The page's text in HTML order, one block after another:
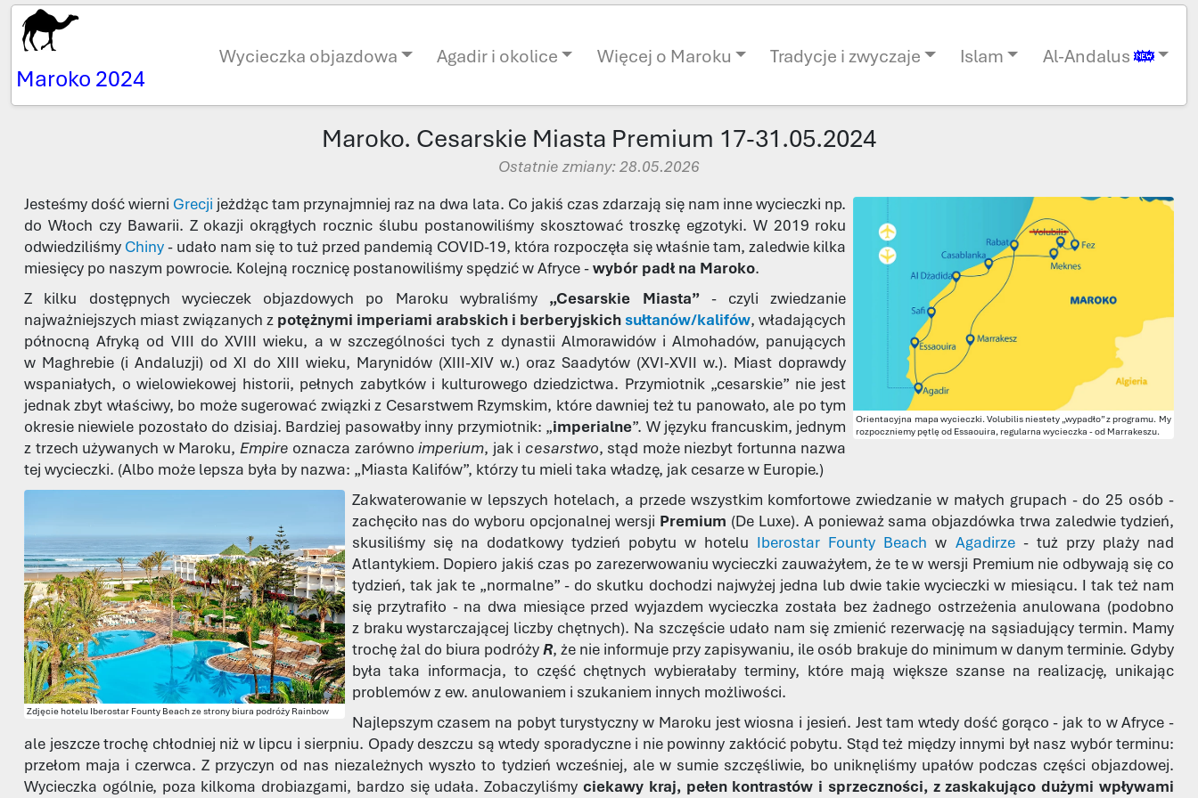
Maroko 2024
Wycieczka objazdowa Agadir i okolice Więcej o Maroku Tradycje i zwyczaje Islam Al-Andalus
Maroko. Cesarskie Miasta Premium 17-31.05.2024
Ostatnie zmiany: 28.05.2026
Orientacyjna mapa wycieczki. Volubilis niestety „wypadło” z programu. My
rozpoczniemy pętlę od Essaouira, regularna wycieczka - od Marrakeszu.
Jesteśmy dość wierni Grecji jeżdżąc tam przynajmniej raz na dwa lata. Co jakiś czas zdarzają się nam inne wycieczki np.
do Włoch czy Bawarii. Z okazji okrągłych rocznic ślubu postanowiliśmy skosztować troszkę egzotyki. W 2019 roku
odwiedziliśmy Chiny- udało nam się to tuż przed pandemią COVID-19, która rozpoczęła się właśnie tam, zaledwie kilka
miesięcy po naszym powrocie. Kolejną rocznicę postanowiliśmy spędzić w Afryce -wybór padł na Maroko.
Z kilku dostępnych wycieczek objazdowych po Maroku wybraliśmy „Cesarskie Miasta”- czyli zwiedzanie
najważniejszych miast związanych z potężnymi imperiami arabskich i berberyjskich sułtanów/kalifów, władających
północną Afryką od VIII do XVIII wieku, a w szczególności tych z dynastii Almorawidów i Almohadów, panujących
w Maghrebie (i Andaluzji) od XI do XIII wieku, Marynidów (XIII-XIV w.) oraz Saadytów (XVI-XVII w.). Miast doprawdy
wspaniałych, o wielowiekowej historii, pełnych zabytków i kulturowego dziedzictwa. Przymiotnik „cesarskie” nie jest
jednak zbyt właściwy, bo może sugerować związki z Cesarstwem Rzymskim, które dawniej też tu panowało, ale po tym
okresie niewiele pozostało do dzisiaj. Bardziej pasowałby inny przymiotnik: „imperialne”. W języku francuskim, jednym
z trzech używanych w Maroku, Empire oznacza zarównoimperium, jak i cesarstwo, stąd może niezbyt fortunna nazwa
tej wycieczki. (Albo może lepsza była by nazwa: „Miasta Kalifów”, którzy tu mieli taka władzę, jak cesarze w Europie.)
Zdjęcie hotelu Iberostar Founty Beach ze strony biura podróży Rainbow
Zakwaterowanie w lepszych hotelach, a przede wszystkim komfortowe zwiedzanie w małych grupach - do 25 osób -
zachęciło nas do wyboru opcjonalnej wersji Premium (De Luxe). A ponieważ sama objazdówka trwa zaledwie tydzień,
skusiliśmy się na dodatkowy tydzień pobytu w hotelu Iberostar Founty Beach w Agadirze- tuż przy plaży nad
Atlantykiem. Dopiero jakiś czas po zarezerwowaniu wycieczki zauważyłem, że te w wersji Premium nie odbywają się co
tydzień, tak jak te „normalne” - do skutku dochodzi najwyżej jedna lub dwie takie wycieczki w miesiącu. I tak też nam
się przytrafiło - na dwa miesiące przed wyjazdem wycieczka została bez żadnego ostrzeżenia anulowana (podobno
z braku wystarczającej liczby chętnych). Na szczęście udało nam się zmienić rezerwację na sąsiadujący termin. Mamy
trochę żal do biura podróżyR, że nie informuje przy zapisywaniu, ile osób brakuje do minimum w danym terminie. Gdyby
była taka informacja, to część chętnych wybierałaby terminy, które mają większe szanse na realizację, unikając
problemów z ew. anulowaniem i szukaniem innych możliwości.
Najlepszym czasem na pobyt turystyczny w Maroku jest wiosna i jesień. Jest tam wtedy dość gorąco - jak to w Afryce -
ale jeszcze trochę chłodniej niż w lipcu i sierpniu. Opady deszczu są wtedy sporadyczne i nie powinny zakłócić pobytu. Stąd też między innymi był nasz wybór terminu:
przełom maja i czerwca. Z przyczyn od nas niezależnych wyszło to tydzień wcześniej, ale w sumie szczęśliwie, bo uniknęliśmy upałów podczas części objazdowej.
Wycieczka ogólnie, poza kilkoma drobiazgami, bardzo się udała. Zobaczyliśmy ciekawy kraj, pełen kontrastów i sprzeczności, z zaskakująco dużymi wpływami